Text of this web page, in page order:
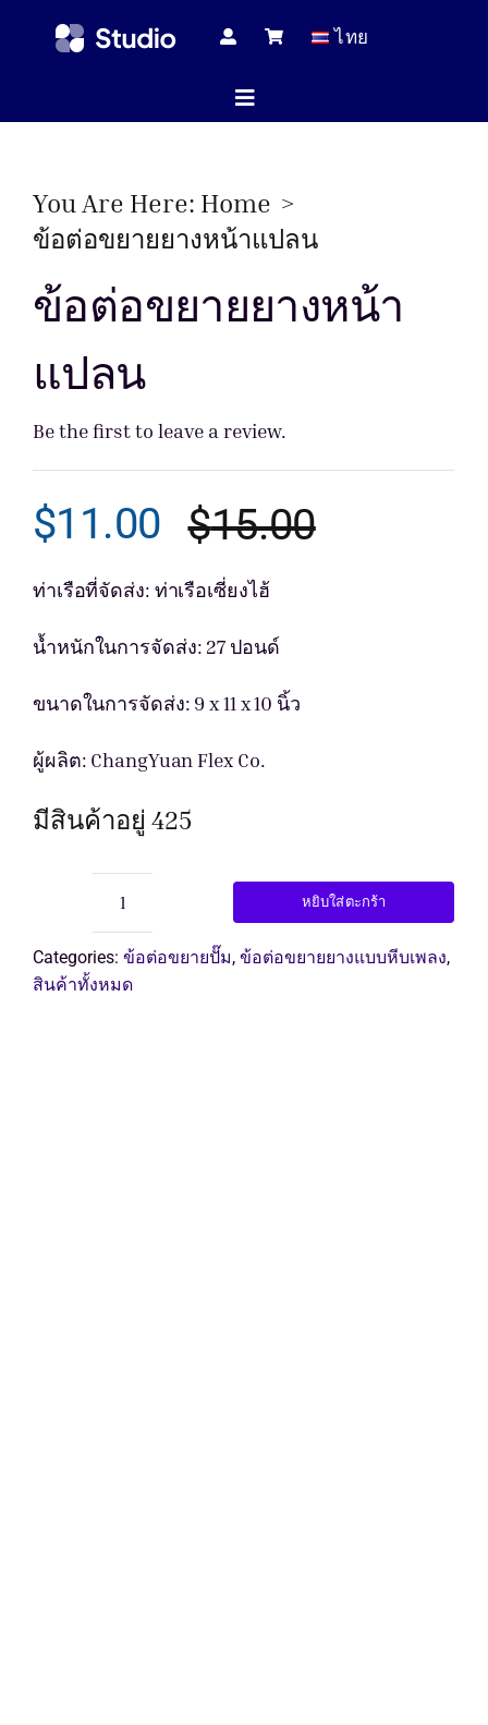
ไทย
Toggle
You Are Here: Home
ข้อต่อขยายยางหน้าแปลน
ข้อต่อขยายยางหน้า
แปลน
Be the first to leave a review.
$15.00Original
$11.00
Current
ท่าเรือที่จัดส่ง: ท่าเรือเซี่ยงไฮ้
น้ำหนักในการจัดส่ง: 27 ปอนด์
ขนาดในการจัดส่ง: 9 x 11 x 10 นิ้ว
ผู้ผลิต: ChangYuan Flex Co.
มีสินค้าอยู่ 425
จำนวน
ต่อ
ขยาย
หยิบใส่ตะกร้า
Categories: ข้อต่อขยายปั๊ม, ข้อต่อขยายยางแบบหีบเพลง,
สินค้าทั้งหมด